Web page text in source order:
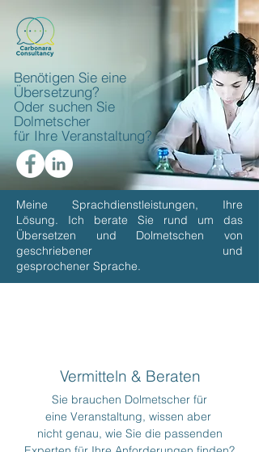
Benötigen Sie eine
Übersetzung?
Oder suchen Sie
Dolmetscher
für Ihre Veranstaltung?
Meine Sprachdienstleistungen, Ihre
Lösung. Ich berate Sie rund um das
Übersetzen und Dolmetschen von
geschriebener und
gesprochener Sprache.
Vermitteln & Beraten
Sie brauchen Dolmetscher für
eine Veranstaltung, wissen aber
nicht genau, wie Sie die passenden